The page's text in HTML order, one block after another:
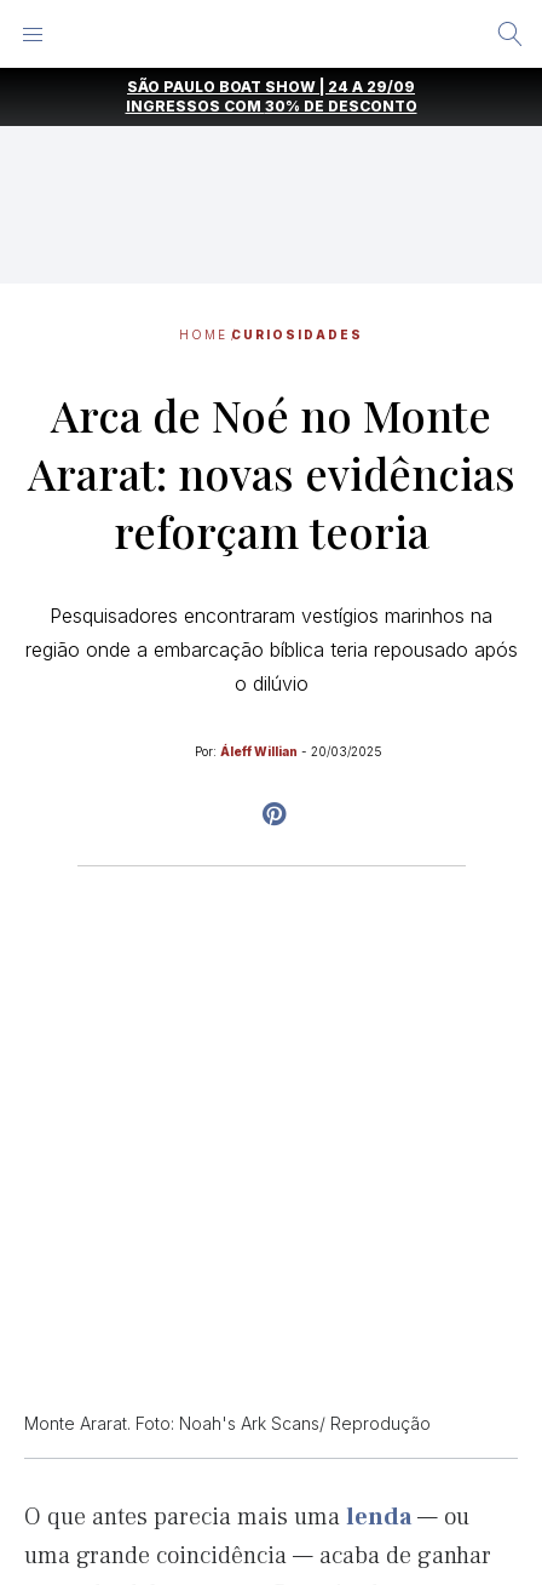
SÃO PAULO BOAT SHOW | 24 A 29/09
INGRESSOS COM 30% DE DESCONTO
HOME CURIOSIDADES
Arca de Noé no Monte
Ararat: novas evidências
reforçam teoria
Pesquisadores encontraram vestígios marinhos na
região onde a embarcação bíblica teria repousado após
o dilúvio
Por: Áleff Willian - 20/03/2025
Monte Ararat. Foto: Noah's Ark Scans/ Reprodução
O que antes parecia mais umalenda— ou
uma grande coincidência — acaba de ganhar